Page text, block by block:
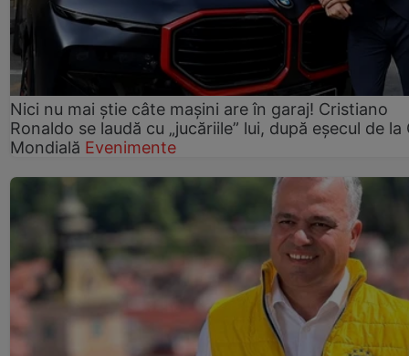
Nici nu mai știe câte mașini are în garaj! Cristiano
Ronaldo se laudă cu „jucăriile” lui, după eșecul de la
Mondială Evenimente